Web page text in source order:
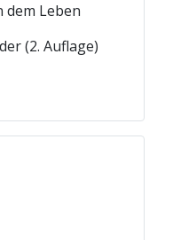
dem Leben
(2. Auflage)